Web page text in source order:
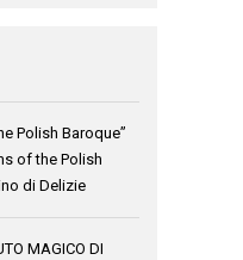
Polish Baroque”
of the Polish
di Delizie
MAGICO DI